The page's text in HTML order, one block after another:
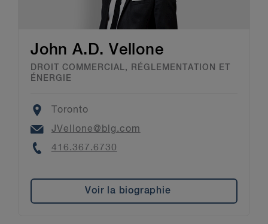
John A.D. Vellone
DROIT COMMERCIAL, RÉGLEMENTATION ET
ÉNERGIE
Location
Toronto
Email
JVellone@blg.com
Phone
416.367.6730
Voir la biographie